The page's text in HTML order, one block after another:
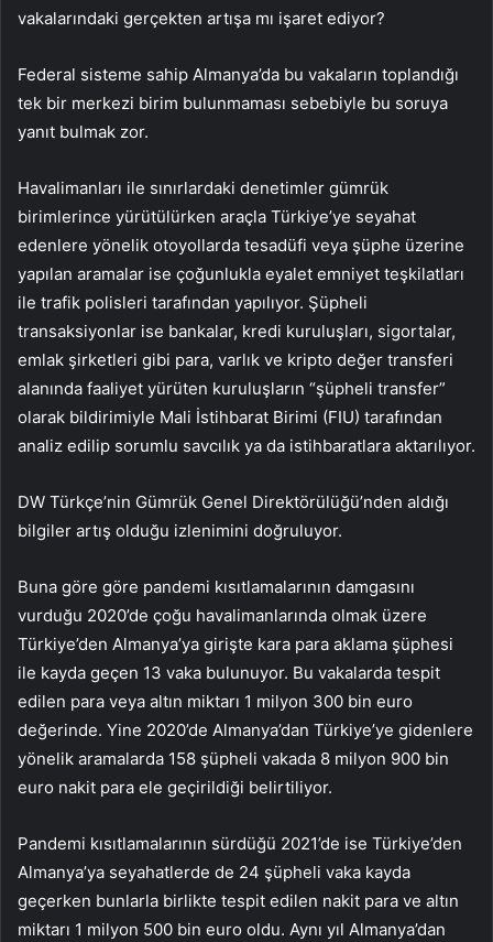
vakalarındaki gerçekten artışa mı işaret ediyor?
Federal sisteme sahip Almanya’da bu vakaların toplandığı
tek bir merkezi birim bulunmaması sebebiyle bu soruya
yanıt bulmak zor.
Havalimanları ile sınırlardaki denetimler gümrük
birimlerince yürütülürken araçla Türkiye’ye seyahat
edenlere yönelik otoyollarda tesadüfi veya şüphe üzerine
yapılan aramalar ise çoğunlukla eyalet emniyet teşkilatları
ile trafik polisleri tarafından yapılıyor. Şüpheli
transaksiyonlar ise bankalar, kredi kuruluşları, sigortalar,
emlak şirketleri gibi para, varlık ve kripto değer transferi
alanında faaliyet yürüten kuruluşların “şüpheli transfer”
olarak bildirimiyle Mali İstihbarat Birimi (FIU) tarafından
analiz edilip sorumlu savcılık ya da istihbaratlara aktarılıyor.
DW Türkçe’nin Gümrük Genel Direktörülüğü’nden aldığı
bilgiler artış olduğu izlenimini doğruluyor.
Buna göre göre pandemi kısıtlamalarının damgasını
vurduğu 2020’de çoğu havalimanlarında olmak üzere
Türkiye’den Almanya’ya girişte kara para aklama şüphesi
ile kayda geçen 13 vaka bulunuyor. Bu vakalarda tespit
edilen para veya altın miktarı 1 milyon 300 bin euro
değerinde. Yine 2020’de Almanya’dan Türkiye’ye gidenlere
yönelik aramalarda 158 şüpheli vakada 8 milyon 900 bin
euro nakit para ele geçirildiği belirtiliyor.
Pandemi kısıtlamalarının sürdüğü 2021’de ise Türkiye’den
Almanya’ya seyahatlerde de 24 şüpheli vaka kayda
geçerken bunlarla birlikte tespit edilen nakit para ve altın
miktarı 1 milyon 500 bin euro oldu. Aynı yıl Almanya’dan